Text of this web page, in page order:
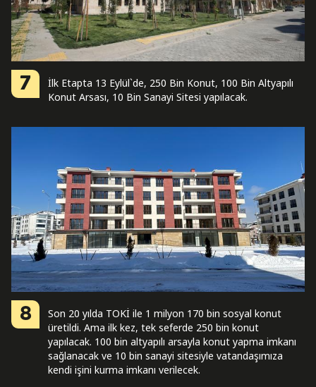
7
İlk Etapta 13 Eylül`de, 250 Bin Konut, 100 Bin Altyapılı
Konut Arsası, 10 Bin Sanayi Sitesi yapılacak.
8
Son 20 yılda TOKİ ile 1 milyon 170 bin sosyal konut
üretildi. Ama ilk kez, tek seferde 250 bin konut
yapılacak. 100 bin altyapılı arsayla konut yapma imkanı
sağlanacak ve 10 bin sanayi sitesiyle vatandaşımıza
kendi işini kurma imkanı verilecek.